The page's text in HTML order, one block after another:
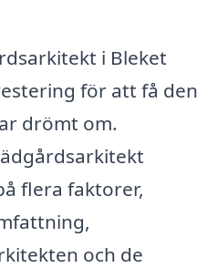
i Bleket
för att få den
drömt om.
flera faktorer,
och de